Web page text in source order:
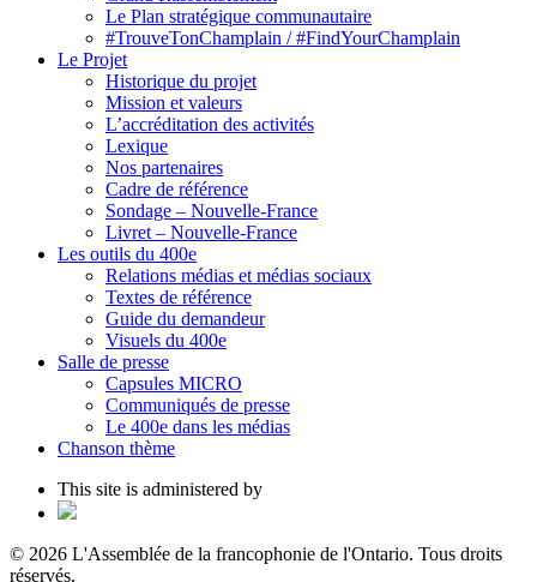
Le Plan stratégique communautaire
#TrouveTonChamplain / #FindYourChamplain
Le Projet
Historique du projet
Mission et valeurs
L’accréditation des activités
Lexique
Nos partenaires
Cadre de référence
Sondage – Nouvelle-France
Livret – Nouvelle-France
Les outils du 400e
Relations médias et médias sociaux
Textes de référence
Guide du demandeur
Visuels du 400e
Salle de presse
Capsules MICRO
Communiqués de presse
Le 400e dans les médias
Chanson thème
This site is administered by
© 2026 L'Assemblée de la francophonie de l'Ontario. Tous droits
réservés.